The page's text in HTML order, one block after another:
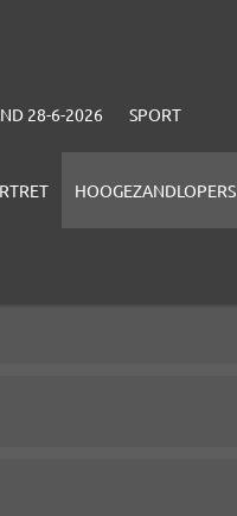
28-6-2026 SPORT
HOOGEZANDLOPERS